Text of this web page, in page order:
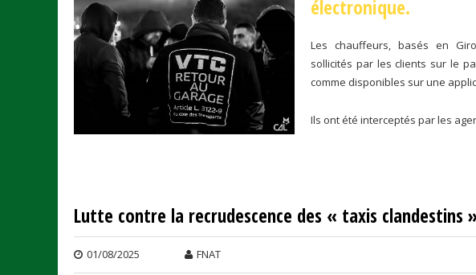
électronique.
Les chauffeurs, basés en
sollicités par les clients sur le
comme disponibles sur une
Ils ont été interceptés par les
Lutte contre la recrudescence des « taxis clandestins
01/08/2025 FNAT